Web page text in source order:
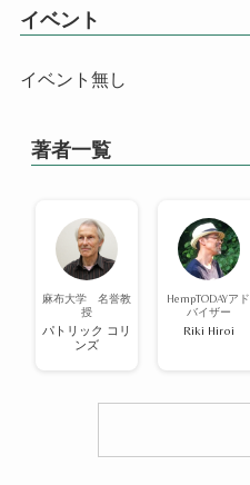
イベント
イベント無し
著者一覧
麻布大学 名誉教
授
パトリック コリ
ンズ
HempTODAYアド
バイザー
Riki Hiroi